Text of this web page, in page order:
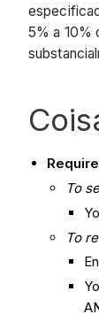
5% a 10%
To
To